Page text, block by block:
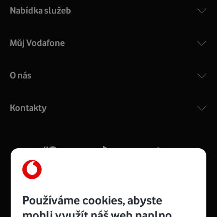
COMPAL CH7465VF
silný signál pro celou domácnost. Kompaktní rozměry 21
Více o COMPAL CH7465VF
Nabídka služeb
Můj Vodafone
O nás
Kontakty
Používáme cookies, abyste